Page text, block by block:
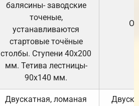
балясины- заводские
точеные,
устанавливаются
стартовые точёные
столбы. Ступени 40х200
мм. Тетива лестницы-
90х140 мм.
Двускатная, ломаная